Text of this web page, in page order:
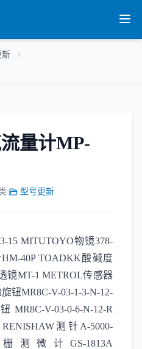
新
量计MP-
: 型号更新
15 MITUTOYO物镜378-
40P TOADKK酸碱度
镜MT-1 METROL传感器
钮MR8C-V-03-1-3-N-12-
V-03-0-6-N-12-R
测针A-5000-
栅测微计GS-1813A